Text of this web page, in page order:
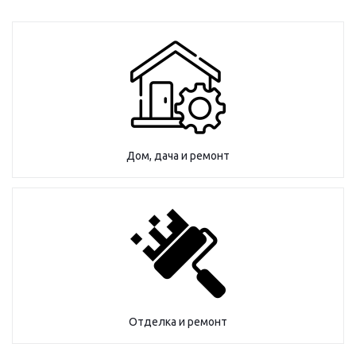
Дом, дача и ремонт
Отделка и ремонт